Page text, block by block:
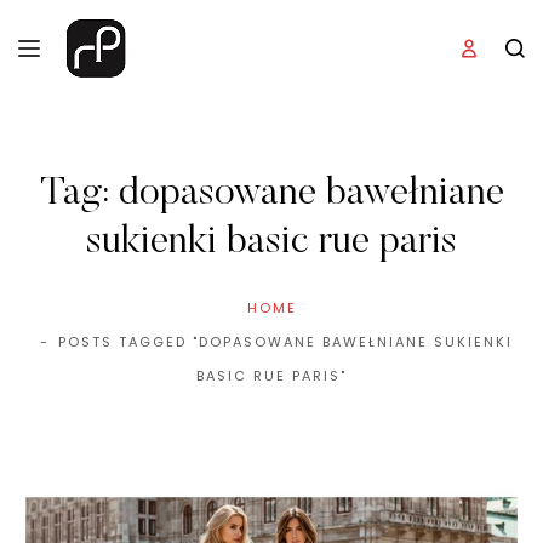
Tag: dopasowane bawełniane
sukienki basic rue paris
HOME
POSTS TAGGED "DOPASOWANE BAWEŁNIANE SUKIENKI
BASIC RUE PARIS"